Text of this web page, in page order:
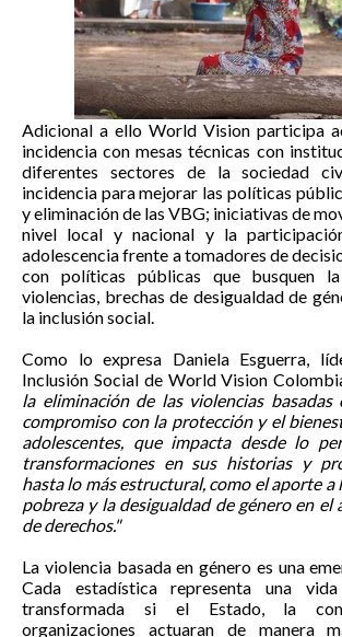
Adicional a ello World Vision participa
incidencia con mesas técnicas con
diferentes sectores de la sociedad
incidencia para mejorar las políticas
y eliminación de las VBG; iniciativas de
nivel local y nacional y la
adolescencia frente a tomadores de
con políticas públicas que busquen
violencias, brechas de desigualdad de
la inclusión social.
Como lo expresa Daniela Esguerra,
Inclusión Social de World Vision
la eliminación de las violencias basadas
compromiso con la protección y el
adolescentes, que impacta desde lo
transformaciones en sus historias y
hasta lo más estructural, como el aporte a
pobreza y la desigualdad de género en el
de derechos."
La violencia basada en género es una
Cada estadística representa una
transformada si el Estado, la
organizaciones actuaran de manera